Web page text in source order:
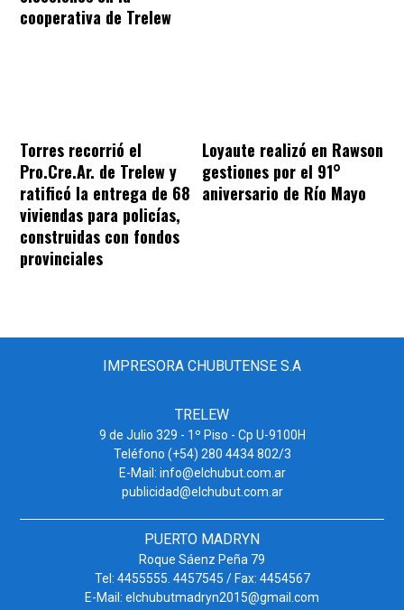
cooperativa de Trelew
Torres recorrió el
Pro.Cre.Ar. de Trelew y
ratificó la entrega de 68
viviendas para policías,
construidas con fondos
provinciales
Loyaute realizó en Rawson
gestiones por el 91°
aniversario de Río Mayo
IMPRESORA CHUBUTENSE S.A
TRELEW
9 de Julio 329 - 1º Piso - Cp U-9100H
Teléfono (+54) 280 4434 802/3
E-Mail: info@elchubut.com.ar
publicidad@elchubut.com.ar
PUERTO MADRYN
Roque Sáenz Peña 79
Tel: 4455555. 4457545 / Fax: 4454567
E-Mail: elchubutmadryn2015@gmail.com